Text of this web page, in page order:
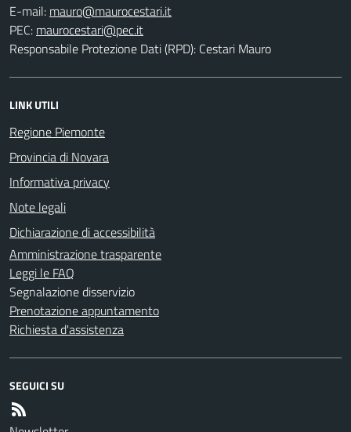
E-mail:
PEC:
Responsabile Protezione Dati (RPD): Cestari Mauro
LINK UTILI
Regione Piemonte
Provincia di Novara
Informativa privacy
Note legali
Dichiarazione di accessibilità
Amministrazione trasparente
Leggi le FAQ
Segnalazione disservizio
Prenotazione appuntamento
Richiesta d'assistenza
SEGUICI SU